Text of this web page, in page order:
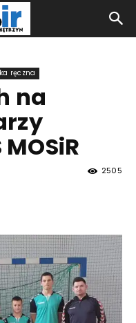
ręczna
na
2505